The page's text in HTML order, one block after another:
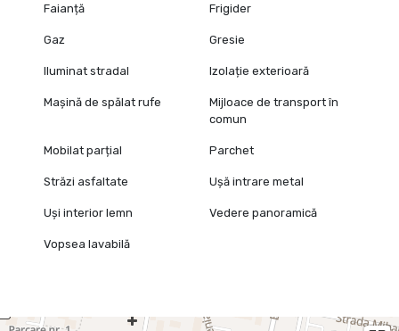
Faianță Frigider
Gaz Gresie
Iluminat stradal Izolație exterioară
Mașină de spălat rufe
Mijloace de transport în
comun
Mobilat parțial Parchet
Străzi asfaltate Ușă intrare metal
Uși interior lemn Vedere panoramică
Vopsea lavabilă